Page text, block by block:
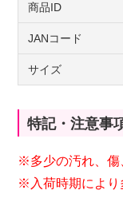
商品ID
JANコード
サイズ
特記・注意事
※多少の汚れ、傷
※入荷時期により